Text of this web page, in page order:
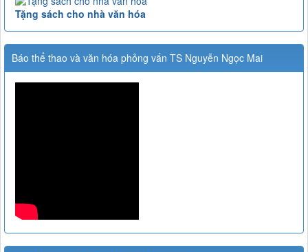
Tặng sách cho nhà văn hóa
Báo thể thao và văn hóa phỏng vấn TS Nguyễn Ngọc Mai